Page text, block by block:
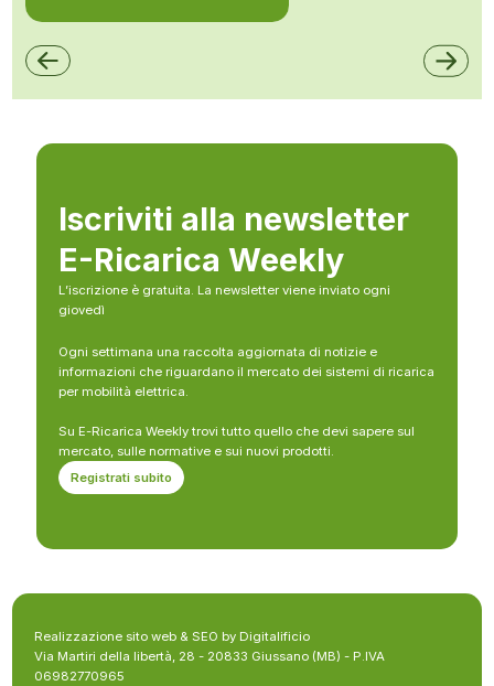
Iscriviti alla newsletter
E-Ricarica Weekly
L’iscrizione è gratuita. La newsletter viene inviato ogni
giovedì
Ogni settimana una raccolta aggiornata di notizie e
informazioni che riguardano il mercato dei sistemi di ricarica
per mobilità elettrica.
Su E-Ricarica Weekly trovi tutto quello che devi sapere sul
mercato, sulle normative e sui nuovi prodotti.
Registrati subito
Realizzazione sito web & SEO by Digitalificio
Via Martiri della libertà, 28 - 20833 Giussano (MB) - P.IVA
06982770965